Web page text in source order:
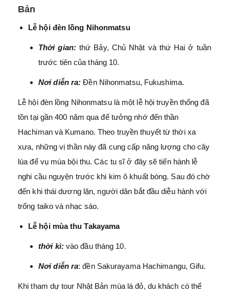
Bản
Lễ hội đèn lồng Nihonmatsu
Thời gian: thứ Bảy, Chủ Nhật và thứ Hai ở tuần
trước tiên của tháng 10.
Nơi diễn ra: Đền Nihonmatsu, Fukushima.
Lễ hội đèn lồng Nihonmatsu là một lễ hội truyền thống đã
tồn tại gần 400 năm qua để tưởng nhớ đến thần
Hachiman và Kumano. Theo truyền thuyết từ thời xa
xưa, những vị thần này đã cung cấp năng lượng cho cây
lúa để vụ mùa bội thu. Các tu sĩ ở đây sẽ tiến hành lễ
nghi cầu nguyện trước khi kim ô khuất bóng. Sau đó chờ
đến khi thái dương lặn, người dân bắt đầu diễu hành với
trống taiko và nhạc sáo.
Lễ hội mùa thu Takayama
thời kì: vào đầu tháng 10.
Nơi diễn ra: đền Sakurayama Hachimangu, Gifu.
Khi tham dự tour Nhật Bản mùa lá đỏ, du khách có thể